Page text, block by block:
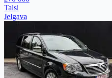
Talsi
Jelgava